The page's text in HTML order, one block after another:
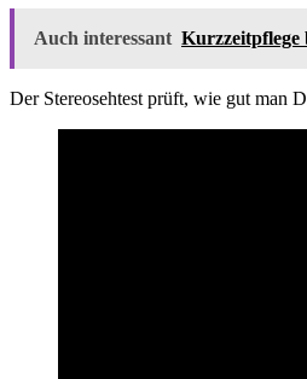
Auch interessant Kurzzeitpflege
Der Stereosehtest prüft, wie gut man